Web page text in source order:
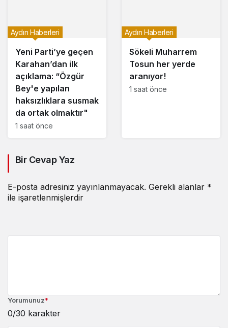
Yeni Parti’ye geçen
Karahan’dan ilk
açıklama: “Özgür
Bey'e yapılan
haksızlıklara susmak
da ortak olmaktır"
Aydın Haberleri
1 saat önce
Sökeli Muharrem
Tosun her yerde
aranıyor!
Aydın Haberleri
1 saat önce
Bir Cevap Yaz
E-posta adresiniz yayınlanmayacak. Gerekli alanlar *
ile işaretlenmişlerdir
Yorumunuz*
0/30 karakter